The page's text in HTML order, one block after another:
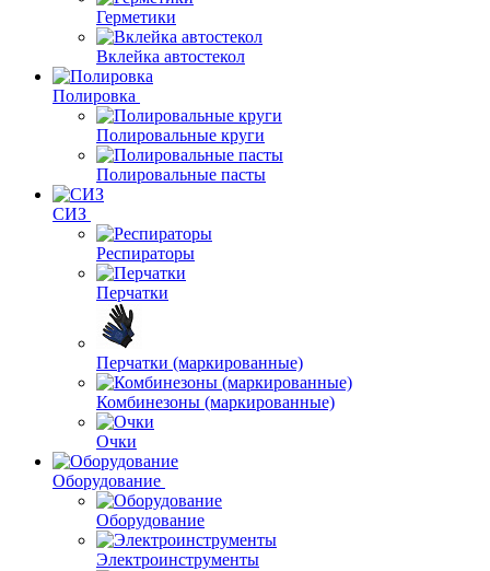
Герметики
Вклейка автостекол
Полировка
Полировальные круги
Полировальные пасты
СИЗ
Респираторы
Перчатки
Перчатки (маркированные)
Комбинезоны (маркированные)
Очки
Оборудование
Оборудование
Электроинструменты